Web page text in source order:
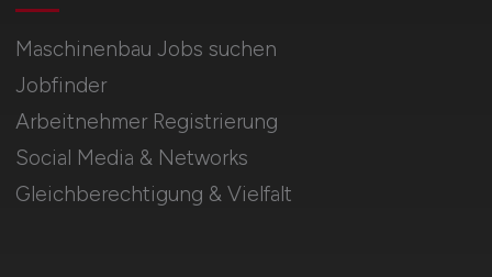
Maschinenbau Jobs suchen
Jobfinder
Arbeitnehmer Registrierung
Social Media & Networks
Gleichberechtigung & Vielfalt